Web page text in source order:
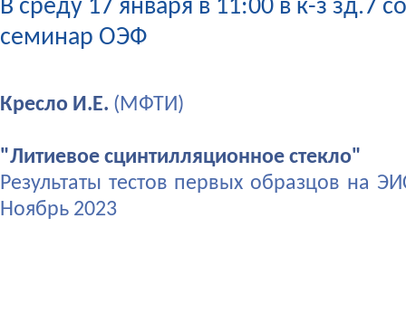
В среду 17 января в 11:00 в к-з зд.7
семинар ОЭФ
Кресло И.Е. (МФТИ)
"Литиевое сцинтилляционное стекло"
Результаты тестов первых образцов на
Ноябрь 2023